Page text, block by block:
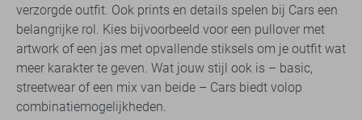
verzorgde outfit. Ook prints en details spelen bij Cars een
belangrijke rol. Kies bijvoorbeeld voor een pullover met
artwork of een jas met opvallende stiksels om je outfit wat
meer karakter te geven. Wat jouw stijl ook is – basic,
streetwear of een mix van beide – Cars biedt volop
combinatiemogelijkheden.